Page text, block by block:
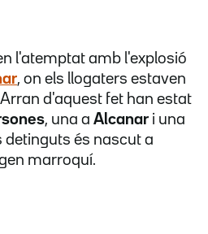
l'atemptat amb l'explosió
, on els llogaters estaven
d'aquest fet han estat
, una a Alcanar i una
detinguts és nascut a
marroquí.